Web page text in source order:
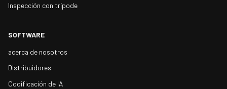
Inspección con trípode
SOFTWARE
acerca de nosotros
Distribuidores
Codificación de IA